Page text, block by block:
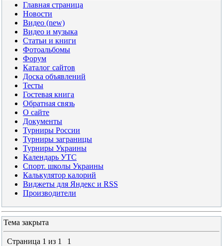
Главная страница
Новости
Видео (new)
Видео и музыка
Статьи и книги
Фотоальбомы
Форум
Каталог сайтов
Доска объявлений
Тесты
Гостевая книга
Обратная связь
О сайте
Документы
Турниры России
Турниры заграницы
Турниры Украины
Календарь УТС
Спорт. школы Украины
Калькулятор калорий
Виджеты для Яндекс и RSS
Производители
Тема закрыта
Страница 1 из 1
1